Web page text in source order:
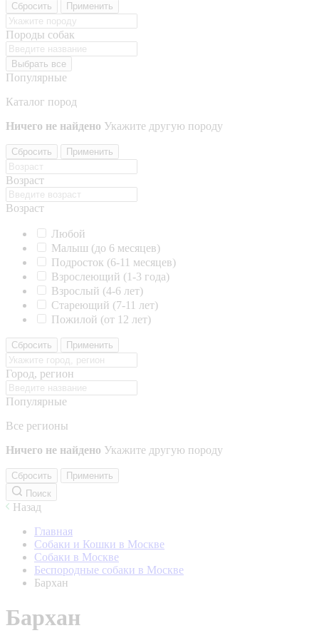
Сбросить Применить
Породы собак
Выбрать все
Популярные
Каталог пород
Ничего не найдено Укажите другую породу
Сбросить Применить
Возраст
Возраст
Любой
Малыш (до 6 месяцев)
Подросток (6-11 месяцев)
Взрослеющий (1-3 года)
Взрослый (4-6 лет)
Стареющий (7-11 лет)
Пожилой (от 12 лет)
Сбросить Применить
Город, регион
Популярные
Все регионы
Ничего не найдено Укажите другую породу
Сбросить
Применить
Поиск
Назад
Главная
Собаки и Кошки в Москве
Собаки в Москве
Беспородные собаки в Москве
Бархан
Бархан